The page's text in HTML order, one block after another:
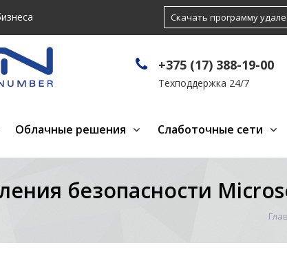
Скачать программу
+375 (17) 388-19-00
Техподдержка 24/7
Облачные решения Слаботочные сети
безопасности